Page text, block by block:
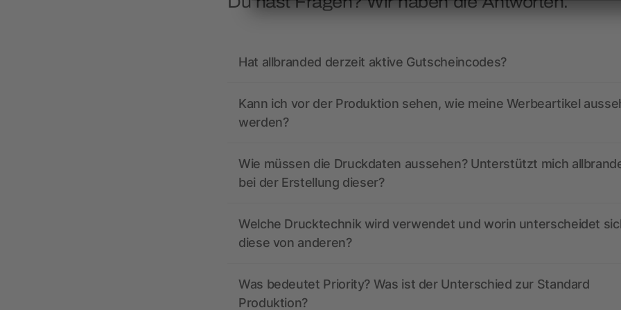
Hat allbranded derzeit aktive Gutscheincodes?
Kann ich vor der Produktion sehen, wie meine Werbeartikel
werden?
Wie müssen die Druckdaten aussehen? Unterstützt mich
bei der Erstellung dieser?
Welche Drucktechnik wird verwendet und worin unterscheidet
diese von anderen?
Was bedeutet Priority? Was ist der Unterschied zur Standard
Produktion?